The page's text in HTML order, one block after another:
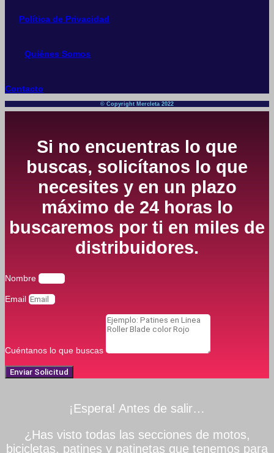
Política de Privacidad
Quiénes Somos
Contacto
© Copyright Mercleta 2022
Si no encuentras lo que
buscas, solicítanos lo que
necesites y en un plazo
máximo de 24 horas lo
buscaremos por ti en miles de
distribuidores.
Nombre
Email
Cuéntanos lo que buscas
Enviar Solicitud
¡Espera! Antes de salir…
¿Has visto todas las secciones de motos,
bicicletas, patines y patinetas que tenemos para